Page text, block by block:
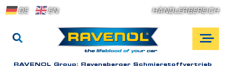
DE EN HÄNDLERBEREICH
RAVENOL Group: Ravensberger Schmierstoffvertrieb